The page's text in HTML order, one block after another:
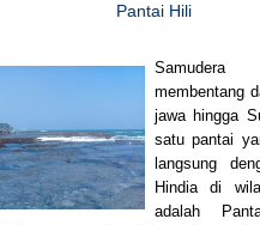
Pantai Hili
membentang
jawa hingga
satu pantai
langsung
Hindia di
adalah